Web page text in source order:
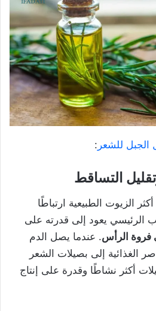
الجبل للشعر :
التساقط
الزيوت الطبيعية ارتباطًا
الرئيسي يعود إلى قدرته على
فروة الرأس. عندما يصل الدم
الغذائية إلى بصيلات الشعر
أكثر نشاطًا وقدرة على إنتاج